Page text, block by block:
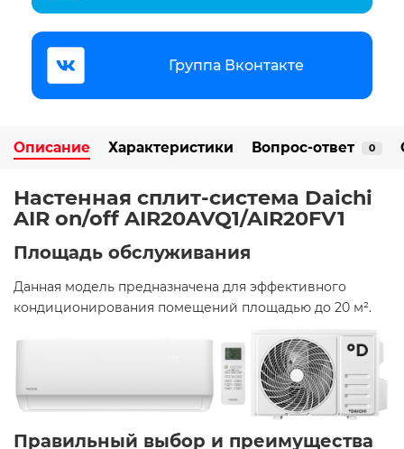
Группа Вконтакте
Описание Характеристики Вопрос-ответ 0
Настенная сплит-система Daichi
AIR on/off AIR20AVQ1/AIR20FV1 ️
Площадь обслуживания
Данная модель предназначена для эффективного
кондиционирования помещений площадью до 20 м². ​
Правильный выбор и преимущества